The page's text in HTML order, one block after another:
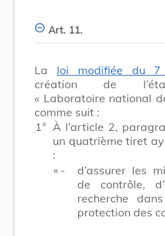
Art. 11.
La loi modifiée du
création de
« Laboratoire national
comme suit :
1° À l’article 2,
un quatrième tiret
:
​ « -
d’assurer les
de contrôle,
recherche
protection des